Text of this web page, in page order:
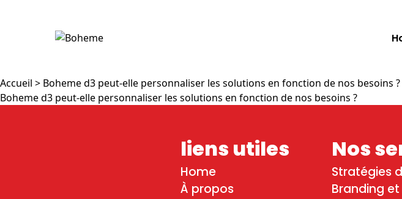
Accueil > Boheme d3 peut-elle personnaliser les solutions en fonction de nos besoins ?
Boheme d3 peut-elle personnaliser les solutions en fonction de nos besoins ?
liens utiles
Home
À propos
Nos
Stratégies
Branding